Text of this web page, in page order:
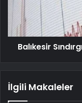
Balıkesir
İlgili Makaleler